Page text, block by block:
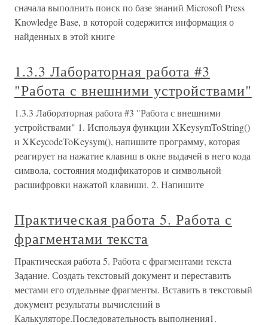
сначала выполнить поиск по базе знаний Microsoft Press
Knowledge Base, в которой содержится информация о
найденных в этой книге
1.3.3 Лабораторная работа #3
"Работа с внешними устройствами"
1.3.3 Лабораторная работа #3 "Работа с внешними
устройствами" 1. Используя функции XKeysymToString()
и XKeycodeToKeysym(), напишите программу, которая
реагирует на нажатие клавиш в окне выдачей в него кода
символа, состояния модификаторов и символьной
расшифровки нажатой клавиши. 2. Напишите
Практическая работа 5. Работа с
фрагментами текста
Практическая работа 5. Работа с фрагментами текста
Задание. Создать текстовый документ и переставить
местами его отдельные фрагменты. Вставить в текстовый
документ результаты вычислений в
Калькуляторе.Последовательность выполнения1.